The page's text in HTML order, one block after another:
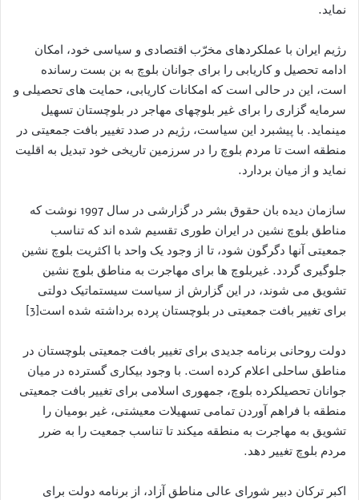
نماید.
رژیم ایران با عملکردهای مخرّب اقتصادی و سياسی خود، امکان
ادامه تحصیل و کاریابی را برای جوانان بلوچ به بن بست رسانده
است، این در حالی است که امکانات کاریابی، حمايت های تحصیلی و
سرمایه گزاری را برای غیر بلوچهای مهاجر در بلوچستان تسهیل
مينمايد. با پیشبرد این سیاست، رژیم در صدد تغییر بافت جمعیتی در
منطقه است تا مردم بلوچ را در سرزمین تاریخی خود تبديل به اقلیت
نمايد و از میان بردارد.
سازمان دیده بان حقوق بشر در گزارشی در سال 1997 نوشت که
مناطق بلوچ نشین در ایران طوری تقسیم شده اند که تناسب
جمعیتی آنها دگرگون شود، تا از وجود یک واحد با اکثریت بلوچ نشین
جلوگیری گردد. غیربلوچ ها برای مهاجرت به مناطق بلوچ نشین
تشویق می شوند، در این گزارش از سیاست سیستماتیک دولتی
برای تغییر بافت جمعیتی در بلوچستان پرده برداشته شده است[3]
دولت روحانی برنامه جدیدی برای تغییر بافت جمعیتی بلوچستان در
مناطق ساحلی اعلام کرده است. با وجود بیکاری گسترده در میان
جوانان تحصیلکرده بلوچ، جمهوری اسلامی برای تغییر بافت جمعیتی
منطقه با فراهم آوردن تمامی تسهیلات معیشتی، غیر بومیان را
تشویق به مهاجرت به منطقه میکند تا تناسب جمعیت را به ضرر
مردم بلوچ تغییر دهد.
اکبر ترکان دبیر شورای عالی مناطق آزاد، از برنامه دولت برای